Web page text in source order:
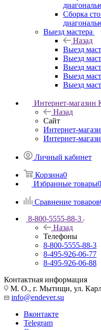
Сборка
Выезд мастера
Назад
Выезд
Выезд
Выезд
Выезд
Выезд
Интернет-
Назад
Сайт
Интернет-
Интернет-
Личный кабинет
Корзина0
Избранные товары0
Сравнение товаров
8-800-5555-88-3
Назад
Телефоны
8-800-5555-88-3
8-495-926-06-77
8-495-926-06-88
Контактная информация
М. О., г. Мытищи, ул.
info@endever.su
Вконтакте
Telegram